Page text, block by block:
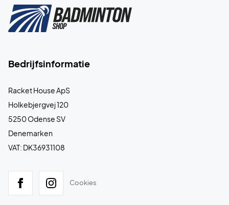
Bedrijfsinformatie
Racket House ApS
Holkebjergvej 120
5250 Odense SV
Denemarken
VAT: DK36931108
Cookies